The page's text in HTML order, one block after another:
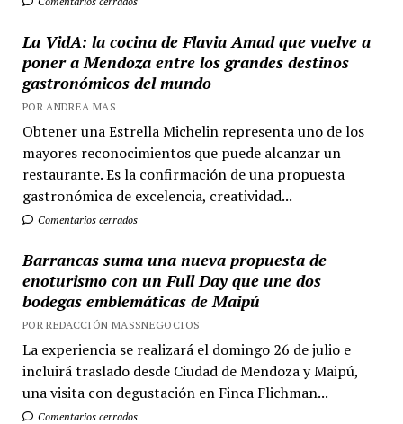
La VidA: la cocina de Flavia Amad que vuelve a
poner a Mendoza entre los grandes destinos
gastronómicos del mundo
POR ANDREA MAS
Obtener una Estrella Michelin representa uno de los
mayores reconocimientos que puede alcanzar un
restaurante. Es la confirmación de una propuesta
gastronómica de excelencia, creatividad...
Comentarios cerrados
Barrancas suma una nueva propuesta de
enoturismo con un Full Day que une dos
bodegas emblemáticas de Maipú
POR REDACCIÓN MASSNEGOCIOS
La experiencia se realizará el domingo 26 de julio e
incluirá traslado desde Ciudad de Mendoza y Maipú,
una visita con degustación en Finca Flichman...
Comentarios cerrados